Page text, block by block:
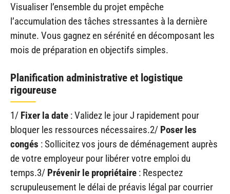
Visualiser l’ensemble du projet empêche
l’accumulation des tâches stressantes à la dernière
minute. Vous gagnez en sérénité en décomposant les
mois de préparation en objectifs simples.
Planification administrative et logistique
rigoureuse
1/ Fixer la date : Validez le jour J rapidement pour
bloquer les ressources nécessaires.2/ Poser les
congés : Sollicitez vos jours de déménagement auprès
de votre employeur pour libérer votre emploi du
temps.3/ Prévenir le propriétaire : Respectez
scrupuleusement le délai de préavis légal par courrier